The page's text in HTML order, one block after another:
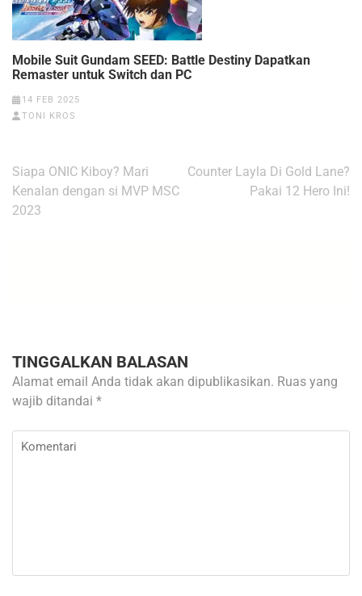
Mobile Suit Gundam SEED: Battle Destiny Dapatkan
Remaster untuk Switch dan PC
14 FEB 2025
TONI KROS
Navigasi
pos
Siapa ONIC Kiboy? Mari
Kenalan dengan si MVP MSC
2023
Counter Layla Di Gold Lane?
Pakai 12 Hero Ini!
TINGGALKAN BALASAN
Alamat email Anda tidak akan dipublikasikan. Ruas yang
wajib ditandai *
Komentari